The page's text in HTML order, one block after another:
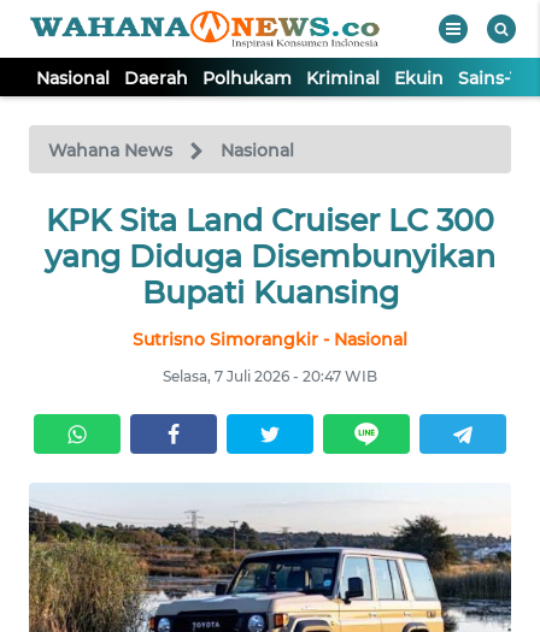
Nasional Daerah Polhukam Kriminal Ekuin Sains-
Wahana News Nasional
KPK Sita Land Cruiser LC 300
yang Diduga Disembunyikan
Bupati Kuansing
Sutrisno Simorangkir - Nasional
Selasa, 7 Juli 2026 - 20:47 WIB
TV
Tutup
NASIONAL
KRIMINAL
EKUIN
SAINS-TEKNO
KESEHATAN